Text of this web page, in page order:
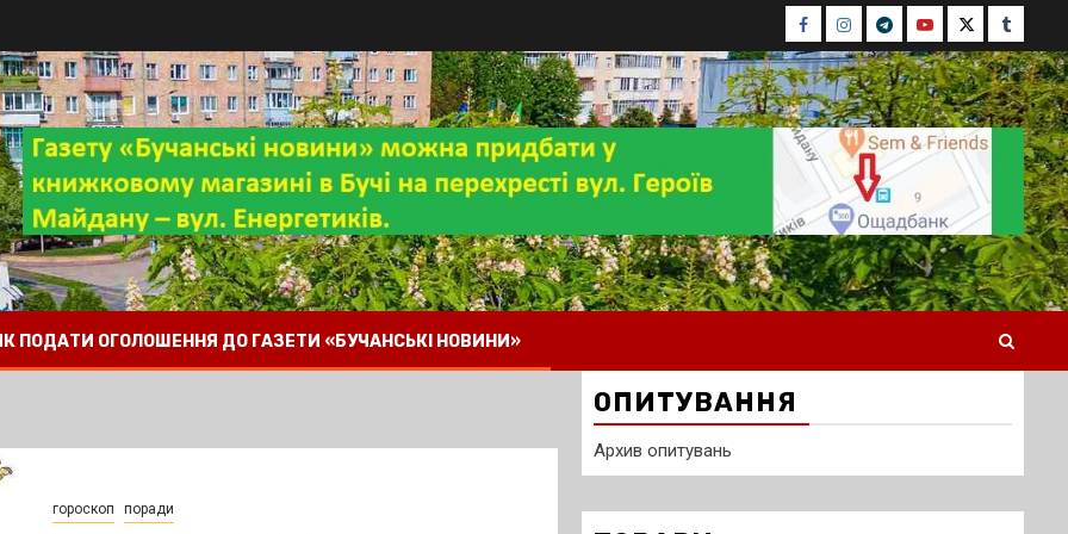
Facebook
Instagram
TelegramYoutubeTwitterTumblr
ПОДАТИ ОГОЛОШЕННЯ ДО ГАЗЕТИ «БУЧАНСЬКІ НОВИНИ»
гороскоп поради
ОПИТУВАННЯ
Архив опитувань